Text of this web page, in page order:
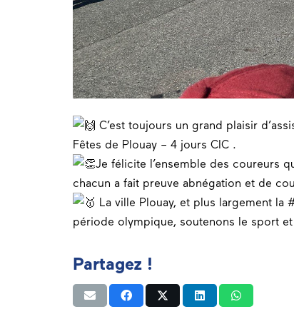
C’est toujours un grand plaisir
Fêtes de Plouay – 4 jours CIC .
Je félicite l’ensemble des coureurs
chacun a fait preuve abnégation et de
La ville Plouay, et plus largement la
période olympique, soutenons le sport
Partagez !